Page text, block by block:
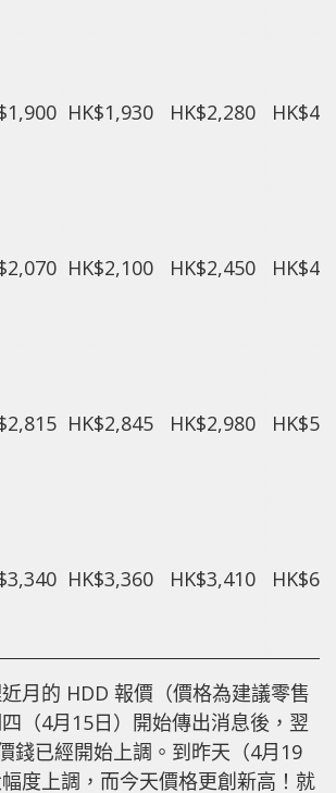
HK$1,930 HK$2,280
HK$2,100 HK$2,450
HK$2,845 HK$2,980
HK$3,360 HK$3,410
月的 HDD 報價（價格為建議零售
（4月15日）開始傳出消息後，翌
錢已經開始上調。到昨天（4月19
度上調，而今天價格更創新高！就